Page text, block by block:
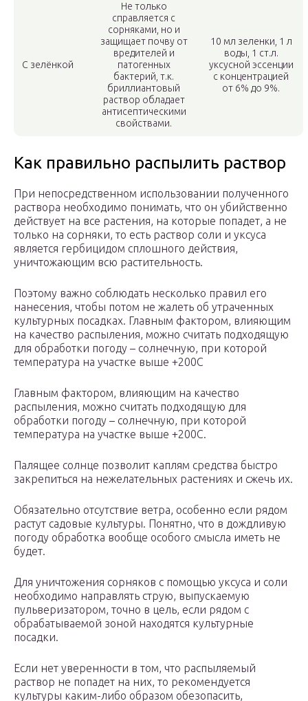
С зелёнкой
Не только
справляется с
сорняками, но и
защищает почву от
вредителей и
патогенных
бактерий, т.к.
бриллиантовый
раствор обладает
антисептическими
свойствами.
10 мл зеленки, 1 л
воды, 1 ст.л.
уксусной эссенции
с концентрацией
от 6% до 9%.
Как правильно распылить раствор
При непосредственном использовании полученного
раствора необходимо понимать, что он убийственно
действует на все растения, на которые попадет, а не
только на сорняки, то есть раствор соли и уксуса
является гербицидом сплошного действия,
уничтожающим всю растительность.
Поэтому важно соблюдать несколько правил его
нанесения, чтобы потом не жалеть об утраченных
культурных посадках. Главным фактором, влияющим
на качество распыления, можно считать подходящую
для обработки погоду – солнечную, при которой
температура на участке выше +200С
Главным фактором, влияющим на качество
распыления, можно считать подходящую для
обработки погоду – солнечную, при которой
температура на участке выше +200С.
Палящее солнце позволит каплям средства быстро
закрепиться на нежелательных растениях и сжечь их.
Обязательно отсутствие ветра, особенно если рядом
растут садовые культуры. Понятно, что в дождливую
погоду обработка вообще особого смысла иметь не
будет.
Для уничтожения сорняков с помощью уксуса и соли
необходимо направлять струю, выпускаемую
пульверизатором, точно в цель, если рядом с
обрабатываемой зоной находятся культурные
посадки.
Если нет уверенности в том, что распыляемый
раствор не попадет на них, то рекомендуется
культуры каким-либо образом обезопасить,